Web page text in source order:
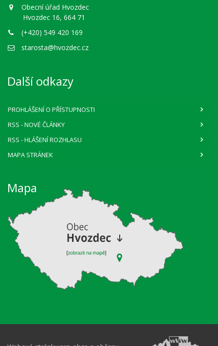
Obecní úřad Hvozdec
Hvozdec 16, 664 71
(+420) 549 420 169
starosta@hvozdec.cz
Další odkazy
PROHLÁŠENÍ O PŘÍSTUPNOSTI
RSS - NOVÉ ČLÁNKY
RSS - HLÁŠENÍ ROZHLASU
MAPA STRÁNEK
Mapa